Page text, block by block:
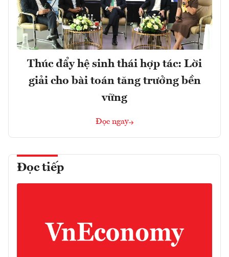
Thúc đẩy hệ sinh thái hợp tác: Lời
giải cho bài toán tăng trưởng bền
vững
Đọc ngay
Đọc tiếp